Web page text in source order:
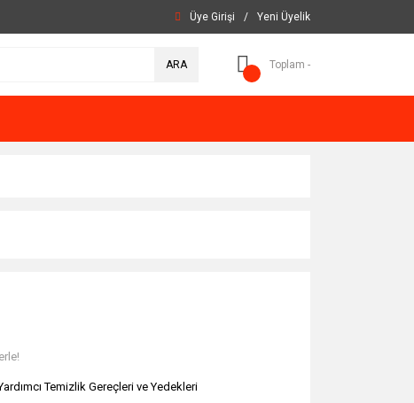
Üye Girişi / Yeni Üyelik
ARA Toplam -
Temizlik Gereçleri ve Yedekleri